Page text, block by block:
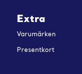
Extra
Varumärken
Presentkort